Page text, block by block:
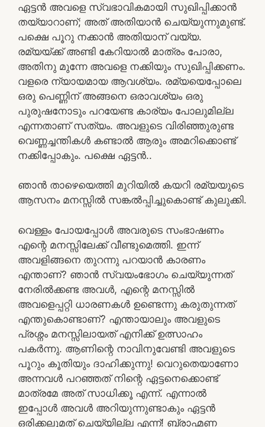
ഏട്ടന്‍ അവളെ സ്വഭാവികമായി സുഖിപ്പിക്കാന്‍
തയ്യാറാണ്; അത് അതിയാന്‍ ചെയ്യുന്നുമുണ്ട്.
പക്ഷെ പൂറു നക്കാന്‍ അതിയാന് വയ്യ.
രമ്യയ്ക്ക് അണ്ടി കേറിയാല്‍ മാത്രം പോരാ,
അതിനു മുന്നേ അവളെ നക്കിയും സുഖിപ്പിക്കണം.
വളരെ ന്യായമായ ആവശ്യം. രമ്യയെപ്പോലെ
ഒരു പെണ്ണിന് അങ്ങനെ ഒരാവശ്യം ഒരു
പുരുഷനോടും പറയേണ്ട കാര്യം പോലുമില്ല
എന്നതാണ് സത്യം. അവളുടെ വിരിഞ്ഞുരുണ്ട
വെണ്ണച്ചന്തികള്‍ കണ്ടാല്‍ ആരും അമറിക്കൊണ്ട്
നക്കിപ്പോകും. പക്ഷെ ഏട്ടന്‍..
ഞാന്‍ താഴെയെത്തി മുറിയില്‍ കയറി രമ്യയുടെ
ആസനം മനസ്സില്‍ സങ്കല്‍പ്പിച്ചുകൊണ്ട്‌ കുലുക്കി.
വെള്ളം പോയപ്പോള്‍ അവരുടെ സംഭാഷണം
എന്റെ മനസ്സിലേക്ക് വീണ്ടുമെത്തി. ഇന്ന്
അവളിങ്ങനെ തുറന്നു പറയാന്‍ കാരണം
എന്താണ്? ഞാന്‍ സ്വയംഭോഗം ചെയ്യുന്നത്
നേരില്‍ക്കണ്ട അവള്‍, എന്റെ മനസ്സില്‍
അവളെപ്പറ്റി ധാരണകള്‍ ഉണ്ടെന്നു കരുതുന്നത്
എന്തുകൊണ്ടാണ്? എന്തായാലും അവളുടെ
പ്രശ്നം മനസ്സിലായത് എനിക്ക് ഉത്സാഹം
പകര്‍ന്നു. ആണിന്റെ നാവിനുവേണ്ടി അവളുടെ
പൂറും കൂതിയും ദാഹിക്കുന്നു! വെറുതെയാണോ
അന്നവള്‍ പറഞ്ഞത് നിന്റെ ഏട്ടനെക്കൊണ്ട്
മാത്രമേ അത് സാധിക്കൂ എന്ന്. എന്നാല്‍
ഇപ്പോള്‍ അവള്‍ അറിയുന്നുണ്ടാകും ഏട്ടന്‍
ഒരിക്കലുമത് ചെയ്യില്ല എന്ന്! ബ്രാഹ്മണ